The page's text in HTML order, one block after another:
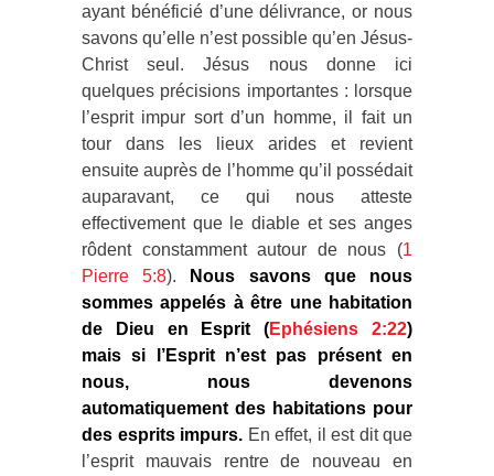
ayant bénéficié d’une délivrance, or nous
savons qu’elle n’est possible qu’en Jésus-
Christ seul. Jésus nous donne ici
quelques précisions importantes : lorsque
l’esprit impur sort d’un homme, il fait un
tour dans les lieux arides et revient
ensuite auprès de l’homme qu’il possédait
auparavant, ce qui nous atteste
effectivement que le diable et ses anges
rôdent constamment autour de nous (1
Pierre 5:8).
Nous savons que nous
sommes appelés à être une habitation
de Dieu en Esprit (Ephésiens 2:22)
mais si l’Esprit n’est pas présent en
nous, nous devenons
automatiquement des habitations pour
des esprits impurs. En effet, il est dit que
l’esprit mauvais rentre de nouveau en